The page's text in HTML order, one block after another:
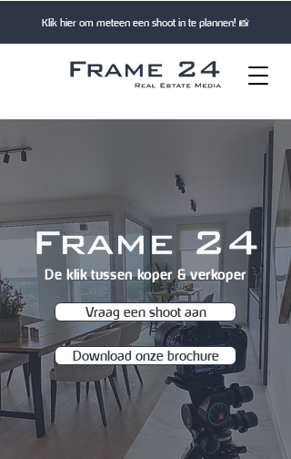
Klik hier om meteen een shoot in te plannen! 📸
De klik tussen koper & verkoper
Vraag een shoot aan
Download onze brochure